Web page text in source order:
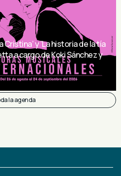
y ‘La historia de la tía
a cargo de Koki Sánchez y
la agenda